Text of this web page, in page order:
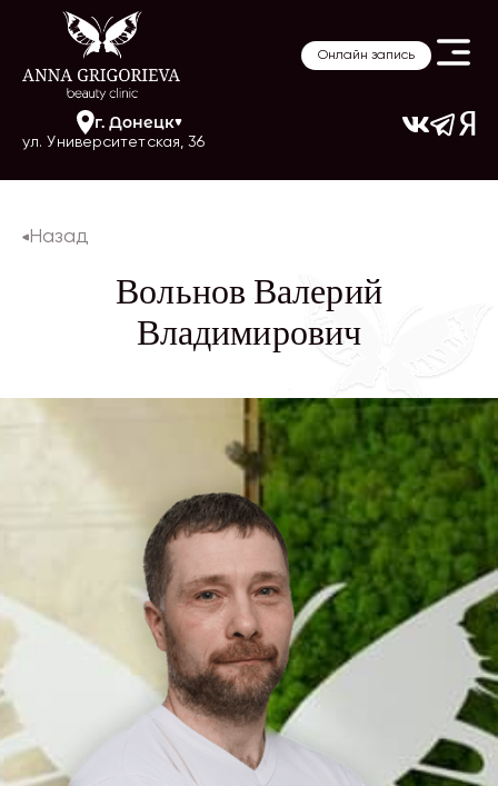
Онлайн запись
г.Донецк
ул. Университетская, 36
Назад
Вольнов Валерий
Владимирович